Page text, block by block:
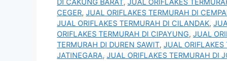
DI CAKUNG BARAT, JUAL ORIFLAKES
CEGER, JUAL ORIFLAKES TERMURAH DI
JUAL ORIFLAKES TERMURAH DI CILANDAK,
ORIFLAKES TERMURAH DI CIPAYUNG, JUAL
TERMURAH DI DUREN SAWIT, JUAL ORIFLAKES
JATINEGARA, JUAL ORIFLAKES TERMURAH DI